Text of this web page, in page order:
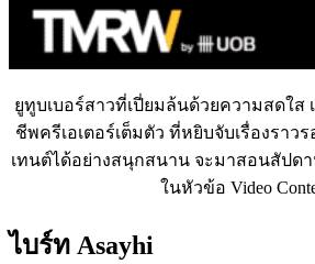
ยูทูบเบอร์สาวที่เปี่ยมล้นด้วยความสดใส
ชีพครีเอเตอร์เต็มตัว ที่หยิบจับเรื่องราว
เทนต์ได้อย่างสนุกสนาน จะมาสอนสัปดา
ในหัวข้อ Video
ไบร์ท Asayhi